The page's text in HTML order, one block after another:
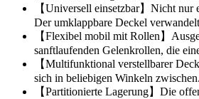
【Universell einsetzbar】Nicht nur
Der umklappbare Deckel
【Flexibel mobil mit Rollen】
sanftlaufenden Gelenkrollen, die
【Multifunktional verstellbarer
sich in beliebigen Winkeln
【Partitionierte Lagerung】Die